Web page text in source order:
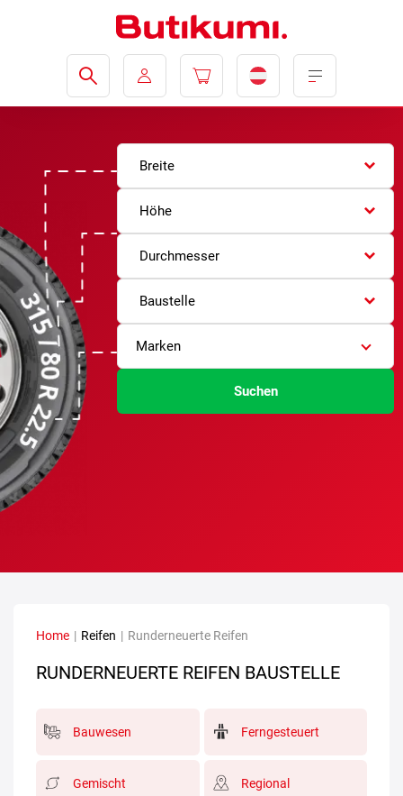
Breite
Höhe
Durchmesser
Baustelle
Marken
Suchen
Home | Reifen | Runderneuerte Reifen
RUNDERNEUERTE REIFEN BAUSTELLE
Bauwesen Ferngesteuert
Gemischt Regional